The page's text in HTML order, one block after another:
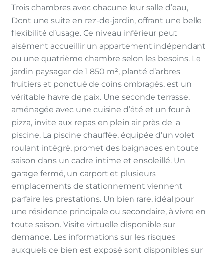
Trois chambres avec chacune leur salle d’eau,
Dont une suite en rez-de-jardin, offrant une belle
flexibilité d’usage. Ce niveau inférieur peut
aisément accueillir un appartement indépendant
ou une quatrième chambre selon les besoins. Le
jardin paysager de 1 850 m², planté d’arbres
fruitiers et ponctué de coins ombragés, est un
véritable havre de paix. Une seconde terrasse,
aménagée avec une cuisine d’été et un four à
pizza, invite aux repas en plein air près de la
piscine. La piscine chauffée, équipée d’un volet
roulant intégré, promet des baignades en toute
saison dans un cadre intime et ensoleillé. Un
garage fermé, un carport et plusieurs
emplacements de stationnement viennent
parfaire les prestations. Un bien rare, idéal pour
une résidence principale ou secondaire, à vivre en
toute saison. Visite virtuelle disponible sur
demande. Les informations sur les risques
auxquels ce bien est exposé sont disponibles sur